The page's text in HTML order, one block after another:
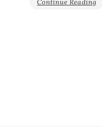
Continue Reading